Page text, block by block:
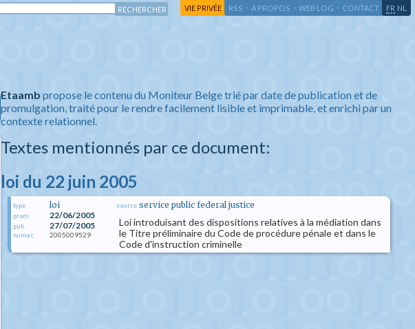
VIE PRIVÉE RSS - A PROPOS - WEB LOG - CONTACT FR NL
Etaamb propose le contenu du Moniteur Belge trié par date de publication et de
promulgation, traité pour le rendre facilement lisible et imprimable, et enrichi par un
contexte relationnel.
Textes mentionnés par ce document:
loi du 22 juin 2005
type loi
prom. 22/06/2005
pub. 27/07/2005
numac 2005009529
source service public federal justice
Loi introduisant des dispositions relatives à la médiation dans
le Titre préliminaire du Code de procédure pénale et dans le
Code d'instruction criminelle